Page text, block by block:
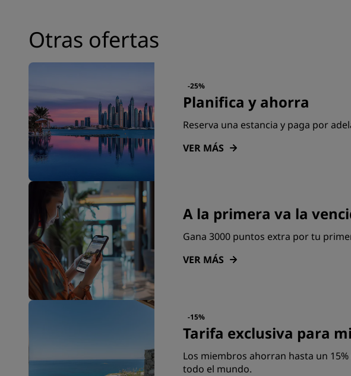
Otras ofertas
-25%
Planifica y ahorra
Reserva una estancia y paga por
VER MÁS
A la primera va la
Gana 3000 puntos extra por tu
VER MÁS
-15%
Tarifa exclusiva para
Los miembros ahorran hasta un
todo el mundo.